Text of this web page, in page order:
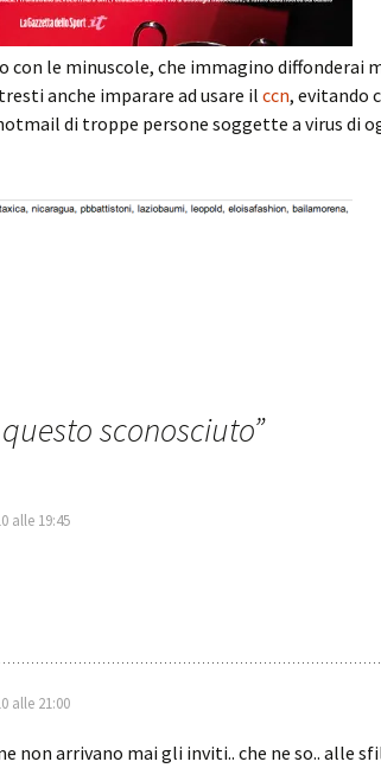
con le minuscole, che immagino diffonderai
anche imparare ad usare il ccn, evitando
di troppe persone soggette a virus di
sconosciuto”
alle 19:45
alle 21:00
non arrivano mai gli inviti.. che ne so.. alle